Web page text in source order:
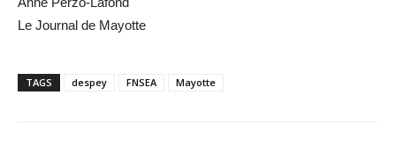
Le Journal de Mayotte
TAGS despey FNSEA Mayotte